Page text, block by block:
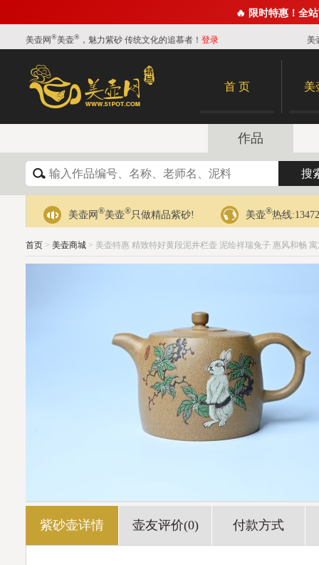
🔥 限时特惠！全
美壶网®美壶® ，魅力紫砂 传统文化的追慕者！ 登录 美
首 页 美
作品
美壶网®美壶®只做精品紫砂! 美壶®热线
首页 > 美壶商城 > 美壶特惠 精致特好黄段泥井栏壶 泥绘祥瑞兔子 惠风和畅
紫砂壶详情 壶友评价(0) 付款方式